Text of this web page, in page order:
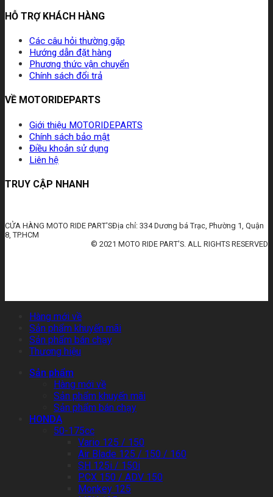
HỖ TRỢ KHÁCH HÀNG
Các câu hỏi thường gặp
Hướng dẫn đặt hàng
Phương thức vận chuyển
Chính sách đổi trả
VỀ MOTORIDEPARTS
Giới thiệu MOTORIDEPARTS
Chính sách bảo mật
Điều khoản sử dụng
Liên hệ
TRUY CẬP NHANH
CỬA HÀNG MOTO RIDE PART'SĐịa chỉ: 334 Dương bá Trạc, Phường 1, Quận
8, TP.HCM
© 2021 MOTO RIDE PART'S. ALL RIGHTS RESERVED
Hàng mới về
Sản phẩm khuyến mãi
Sản phẩm bán chạy
Thương hiệu
Sản phẩm
Hàng mới về
Sản phẩm khuyến mãi
Sản phẩm bán chạy
HONDA
50-175cc
Vario 125 / 150
Air Blade 125 / 150 / 160
SH 125i / 150i
PCX 150 / ADV 150
Monkey 125